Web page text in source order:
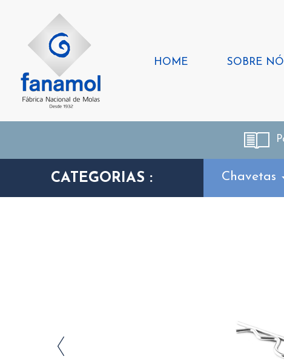
HOME SOBRE
CATEGORIAS : Chavetas